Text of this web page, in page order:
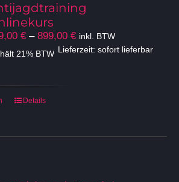
€ – 899,00 €Preisspanne:
249,00 €
inkl. BTW
21% BTW Lieferzeit: sofort lieferbar
Dieses
Details